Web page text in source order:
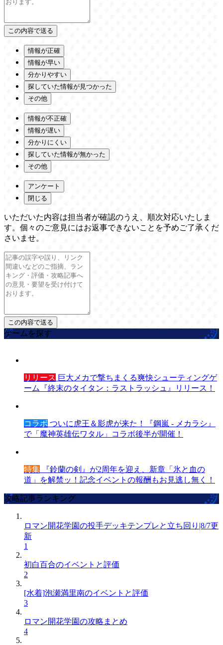
情報が正確
情報が早い
分かりやすい
探していた情報が見つかった
その他
情報が不正確
情報が遅い
分かりにくい
探していた情報が無かった
その他
アンケート
閉じる
いただいた内容は担当者が確認のうえ、順次対応いたしま
す。個々のご意見にはお返事できないことを予めご了承くだ
さいませ。
ゲームを探す
リリース 巨大メカで撃ちまくる爽快シューティングゲ
ーム『終末のタイタン：ラストラッシュ』リリース！
コラボ ついに虎王＆影虎が来た！『鋼嵐 - メカラシ』
で「魔神英雄伝ワタル」コラボ後半が開催！
特集 『鈴蘭の剣』が2周年を迎え、新章「氷と血の
道」を解禁ッ！記念イベントの報酬もお見逃し無く！
攻略記事ランキング
ロマン開花学園の投手デッキテンプレと立ち回り|8/7更
新
1
初白百合のイベントと評価
2
[水着]泡瀬満里南のイベントと評価
3
ロマン開花学園の攻略まとめ
4